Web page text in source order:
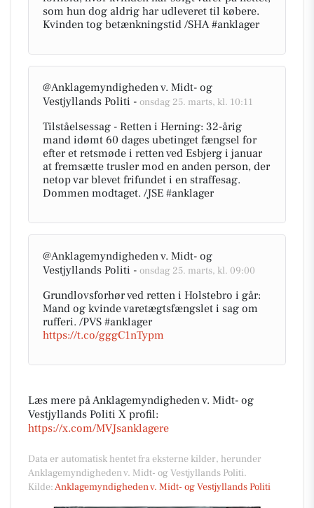
som hun dog aldrig har udleveret til købere.
Kvinden tog betænkningstid /SHA #anklager
@Anklagemyndigheden v. Midt- og
Vestjyllands Politi - onsdag 25. marts, kl. 10:11
Tilståelsessag - Retten i Herning: 32-årig
mand idømt 60 dages ubetinget fængsel for
efter et retsmøde i retten ved Esbjerg i januar
at fremsætte trusler mod en anden person, der
netop var blevet frifundet i en straffesag.
Dommen modtaget. /JSE #anklager
@Anklagemyndigheden v. Midt- og
Vestjyllands Politi - onsdag 25. marts, kl. 09:00
Grundlovsforhør ved retten i Holstebro i går:
Mand og kvinde varetægtsfængslet i sag om
rufferi. /PVS #anklager
https://t.co/gggC1nTypm
Læs mere på Anklagemyndigheden v. Midt- og
Vestjyllands Politi X profil:
https://x.com/MVJsanklagere
Data er automatisk hentet fra eksterne kilder, herunder
Anklagemyndigheden v. Midt- og Vestjyllands Politi.
Kilde:Anklagemyndigheden v. Midt- og Vestjyllands Politi